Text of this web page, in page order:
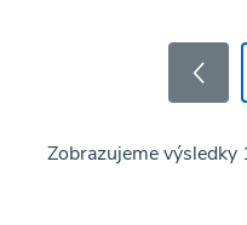
Zobrazujeme